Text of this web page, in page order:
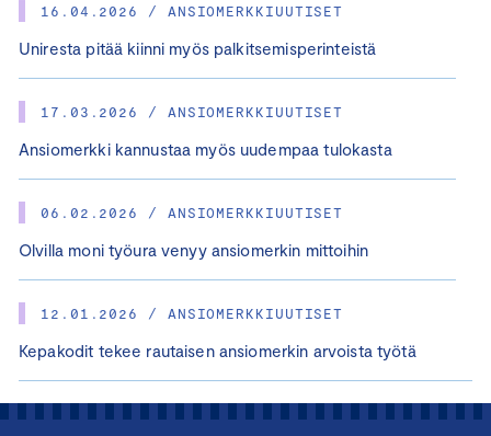
16.04.2026 / ANSIOMERKKIUUTISET
Uniresta pitää kiinni myös palkitsemisperinteistä
17.03.2026 / ANSIOMERKKIUUTISET
Ansiomerkki kannustaa myös uudempaa tulokasta
06.02.2026 / ANSIOMERKKIUUTISET
Olvilla moni työura venyy ansiomerkin mittoihin
12.01.2026 / ANSIOMERKKIUUTISET
Kepakodit tekee rautaisen ansiomerkin arvoista työtä